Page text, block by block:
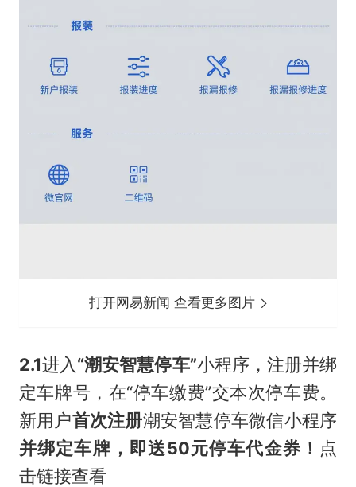
打开网易新闻 查看更多图片
2.1进入“潮安智慧停车”小程序，注册并绑
定车牌号，在“停车缴费”交本次停车费。
新用户首次注册潮安智慧停车微信小程序
并绑定车牌 ， 即送50元停车代金券！ 点
击链接查看